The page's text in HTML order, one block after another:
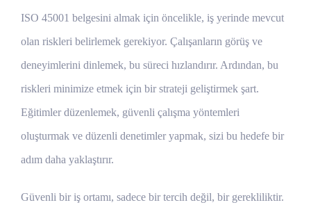
ISO 45001 belgesini almak için öncelikle, iş yerinde mevcut
olan riskleri belirlemek gerekiyor. Çalışanların görüş ve
deneyimlerini dinlemek, bu süreci hızlandırır. Ardından, bu
riskleri minimize etmek için bir strateji geliştirmek şart.
Eğitimler düzenlemek, güvenli çalışma yöntemleri
oluşturmak ve düzenli denetimler yapmak, sizi bu hedefe bir
adım daha yaklaştırır.
Güvenli bir iş ortamı, sadece bir tercih değil, bir gerekliliktir.